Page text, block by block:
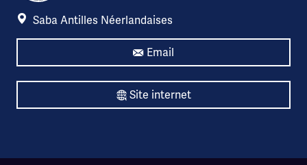
Saba Antilles Néerlandaises
Email
Site internet